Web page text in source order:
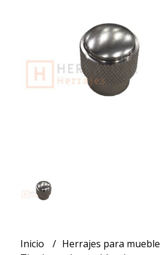
Inicio
Herrajes para mueble